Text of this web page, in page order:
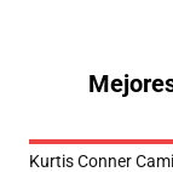
Kurtis Conner